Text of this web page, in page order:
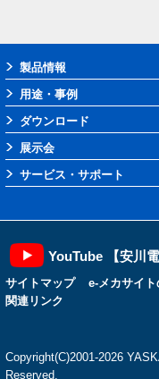
製品情報
用途・事例
ダウンロード
展示会
サービス・サポート
YouTube 【安川
サイトマップ e-メカサイ
関連リンク
Copyright(C)2001‐2026
Reserved.